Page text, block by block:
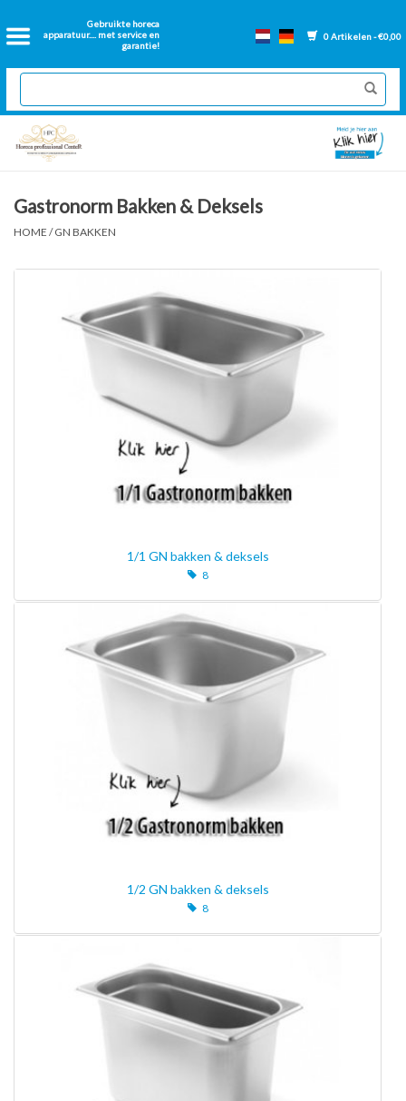
Gebruikte horeca
apparatuur.... met service en
garantie!
0 Artikelen - €0,00
Home
2dehands Horeca
Nieuwe apparatuur
GN Bakken
Ventilatie kanalen
Gastronorm Bakken & Deksels
HOME /GN BAKKEN
1/1 GN bakken & deksels
8
1/2 GN bakken & deksels
8